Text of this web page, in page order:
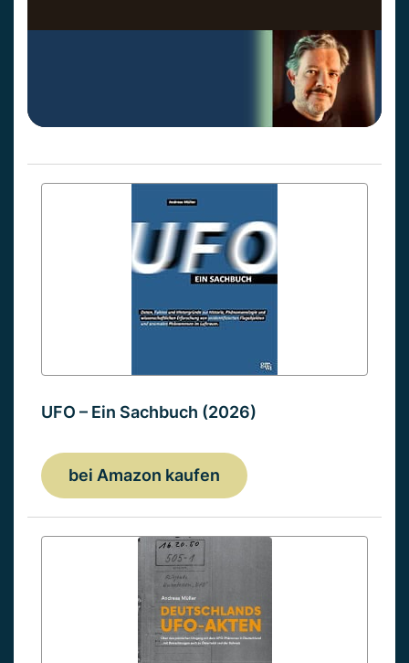
UFO – Ein Sachbuch (2026)
bei Amazon kaufen